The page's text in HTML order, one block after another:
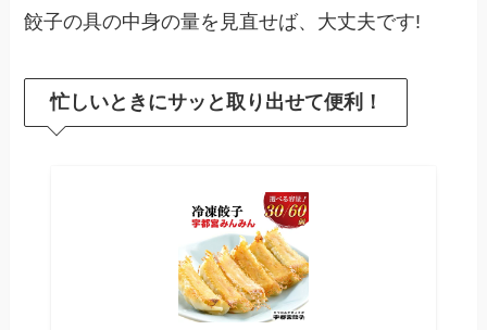
餃子の具の中身の量を見直せば、大丈夫です!
忙しいときにサッと取り出せて便利！